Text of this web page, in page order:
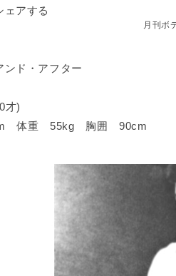
ェアする
月刊ボ
ンド・アフター
才)
体重 55kg 胸囲 90cm